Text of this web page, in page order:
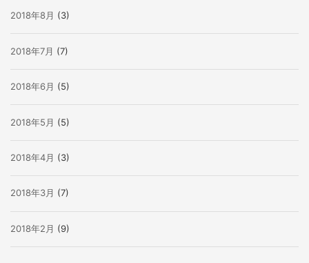
2018年8月 (3)
2018年7月 (7)
2018年6月 (5)
2018年5月 (5)
2018年4月 (3)
2018年3月 (7)
2018年2月 (9)